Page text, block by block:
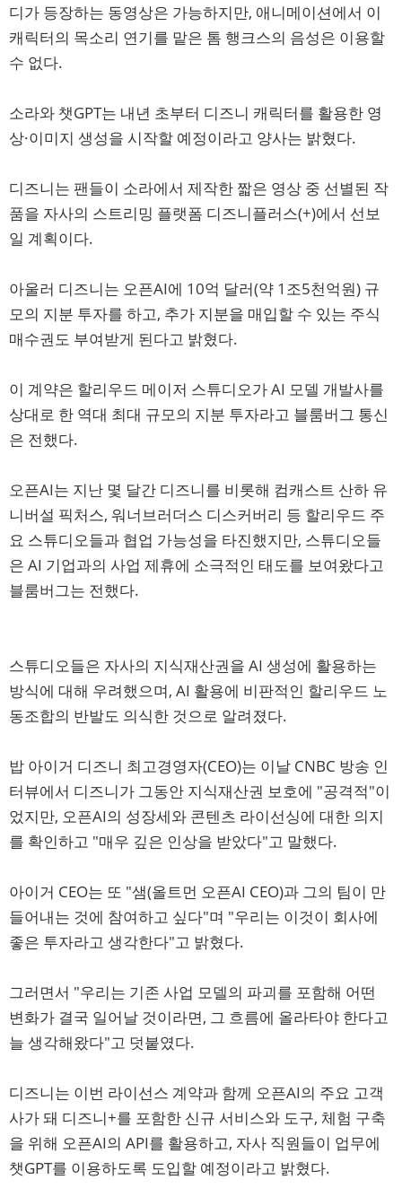
디가 등장하는 동영상은 가능하지만, 애니메이션에서 이
캐릭터의 목소리 연기를 맡은 톰 행크스의 음성은 이용할
수 없다.
소라와 챗GPT는 내년 초부터 디즈니 캐릭터를 활용한 영
상·이미지 생성을 시작할 예정이라고 양사는 밝혔다.
디즈니는 팬들이 소라에서 제작한 짧은 영상 중 선별된 작
품을 자사의 스트리밍 플랫폼 디즈니플러스(+)에서 선보
일 계획이다.
아울러 디즈니는 오픈AI에 10억 달러(약 1조5천억원) 규
모의 지분 투자를 하고, 추가 지분을 매입할 수 있는 주식
매수권도 부여받게 된다고 밝혔다.
이 계약은 할리우드 메이저 스튜디오가 AI 모델 개발사를
상대로 한 역대 최대 규모의 지분 투자라고 블룸버그 통신
은 전했다.
오픈AI는 지난 몇 달간 디즈니를 비롯해 컴캐스트 산하 유
니버설 픽처스, 워너브러더스 디스커버리 등 할리우드 주
요 스튜디오들과 협업 가능성을 타진했지만, 스튜디오들
은 AI 기업과의 사업 제휴에 소극적인 태도를 보여왔다고
블룸버그는 전했다.
스튜디오들은 자사의 지식재산권을 AI 생성에 활용하는
방식에 대해 우려했으며, AI 활용에 비판적인 할리우드 노
동조합의 반발도 의식한 것으로 알려졌다.
밥 아이거 디즈니 최고경영자(CEO)는 이날 CNBC 방송 인
터뷰에서 디즈니가 그동안 지식재산권 보호에 "공격적"이
었지만, 오픈AI의 성장세와 콘텐츠 라이선싱에 대한 의지
를 확인하고 "매우 깊은 인상을 받았다"고 말했다.
아이거 CEO는 또 "샘(올트먼 오픈AI CEO)과 그의 팀이 만
들어내는 것에 참여하고 싶다"며 "우리는 이것이 회사에
좋은 투자라고 생각한다"고 밝혔다.
그러면서 "우리는 기존 사업 모델의 파괴를 포함해 어떤
변화가 결국 일어날 것이라면, 그 흐름에 올라타야 한다고
늘 생각해왔다"고 덧붙였다.
디즈니는 이번 라이선스 계약과 함께 오픈AI의 주요 고객
사가 돼 디즈니+를 포함한 신규 서비스와 도구, 체험 구축
을 위해 오픈AI의 API를 활용하고, 자사 직원들이 업무에
챗GPT를 이용하도록 도입할 예정이라고 밝혔다.